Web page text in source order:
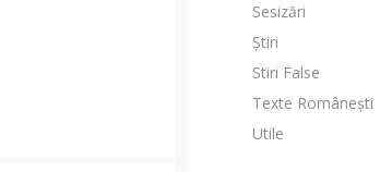
Sesizări
Știri
Stiri False
Texte Românești
Utile